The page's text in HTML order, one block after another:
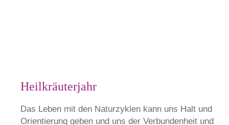
Heilkräuterjahr
Das Leben mit den Naturzyklen kann uns Halt und
Orientierung geben und uns der Verbundenheit und